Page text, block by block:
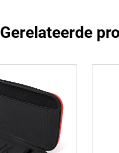
Gerelateerde